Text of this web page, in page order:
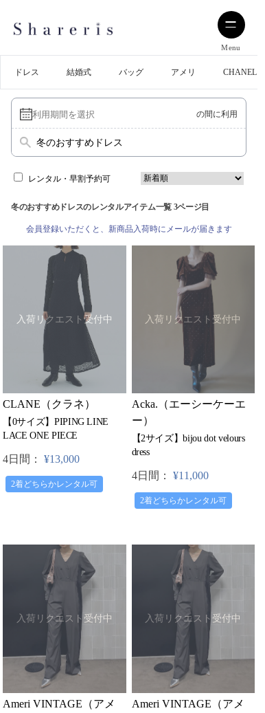
Menu
ドレス 結婚式 バッグ アメリ CHANEL
の間に利用
冬のおすすめドレス
レンタル・早割予約可
冬のおすすめドレスのレンタルアイテム一覧 3ページ目
会員登録いただくと、新商品入荷時にメールが届きます
入荷リクエスト受付中
CLANE（クラネ）
【0サイズ】PIPING LINE
LACE ONE PIECE
4日間： ¥13,000
2着どちらかレンタル可
入荷リクエスト受付中
Acka.（エーシーケーエ
ー）
【2サイズ】bijou dot velours
dress
4日間： ¥11,000
2着どちらかレンタル可
入荷リクエスト受付中
Ameri VINTAGE（アメ
入荷リクエスト受付中
Ameri VINTAGE（アメ